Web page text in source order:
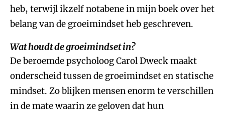
heb, terwijl ikzelf notabene in mijn boek over het
belang van de groeimindset heb geschreven.
Wat houdt de groeimindset in?
De beroemde psycholoog Carol Dweck maakt
onderscheid tussen de groeimindset en statische
mindset. Zo blijken mensen enorm te verschillen
in de mate waarin ze geloven dat hun